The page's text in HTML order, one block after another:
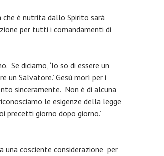
che è nutrita dallo Spirito sarà
per tutti i comandamenti di
Se diciamo, ‘Io so di essere un
un Salvatore.’ Gesù morì per i
sinceramente. Non è di alcuna
le esigenze della legge
precetti giorno dopo giorno.”
una cosciente considerazione per